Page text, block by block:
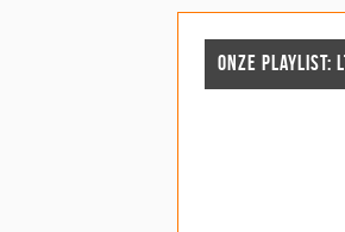
ONZE PLAYLIST: